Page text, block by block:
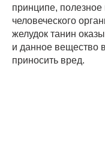
принципе,
человеческого
желудок танин
и данное вещество
приносить вред.